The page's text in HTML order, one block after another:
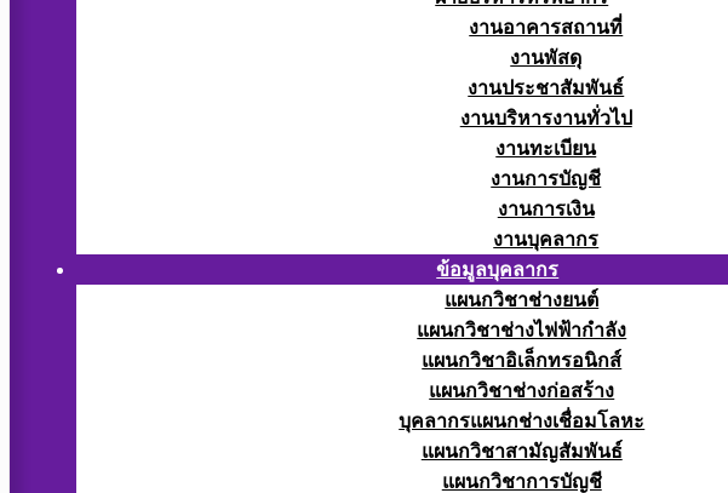
งานอาคารสถานที่
งานพัสดุ
งานประชาสัมพันธ์
งานบริหารงานทั่วไป
งานทะเบียน
งานการบัญชี
งานการเงิน
งานบุคลากร
ข้อมูลบุคลากร
แผนกวิชาช่างยนต์
แผนกวิชาช่างไฟฟ้ากำลัง
แผนกวิชาอิเล็กทรอนิกส์
แผนกวิชาช่างก่อสร้าง
บุคลากรแผนกช่างเชื่อมโลหะ
แผนกวิชาสามัญสัมพันธ์
แผนกวิชาการบัญชี